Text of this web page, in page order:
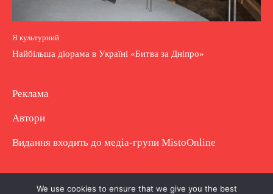
Я культурний
Найбільша діорама в Україні «Битва за Дніпро»
Реклама
Автори
Видання входить до медіа-групи MistoOnline
Copyright © Повне використання матеріалу
We use cookies to ensure that we give you the best